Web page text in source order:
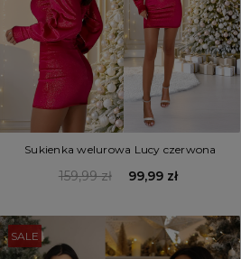
Sukienka welurowa Lucy czerwona
159,99 zł 99,99 zł
SALE